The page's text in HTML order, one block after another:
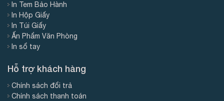
In Tem Bảo Hành
In Hộp Giấy
In Túi Giấy
Ấn Phẩm Văn Phòng
In sổ tay
Hỗ trợ khách hàng
Chính sách đổi trả
Chính sách thanh toán